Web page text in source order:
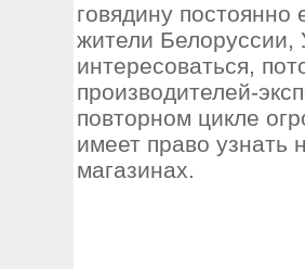
говядину
жители
интересоваться,
производителей-
повторном цикле
имеет право узнать
магазинах.